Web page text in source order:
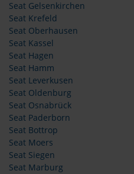
Seat Gelsenkirchen
Seat Krefeld
Seat Oberhausen
Seat Kassel
Seat Hagen
Seat Hamm
Seat Leverkusen
Seat Oldenburg
Seat Osnabrück
Seat Paderborn
Seat Bottrop
Seat Moers
Seat Siegen
Seat Marburg